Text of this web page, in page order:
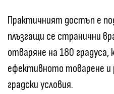
Практичният достъп е
плъзгащи се странични
отваряне на 180 градуса,
ефективното товарене и
градски условия.